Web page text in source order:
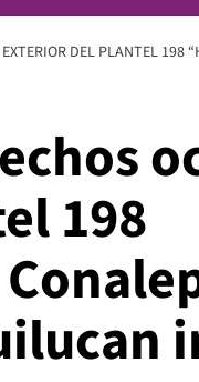
DEL PLANTEL
198